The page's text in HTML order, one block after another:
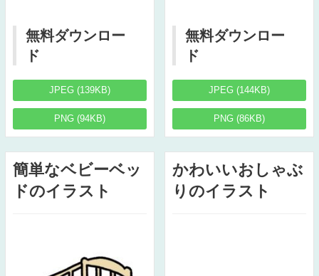
無料ダウンロー
ド
JPEG (139KB)
PNG (94KB)
無料ダウンロー
ド
JPEG (144KB)
PNG (86KB)
簡単なベビーベッ
ドのイラスト
かわいいおしゃぶ
りのイラスト